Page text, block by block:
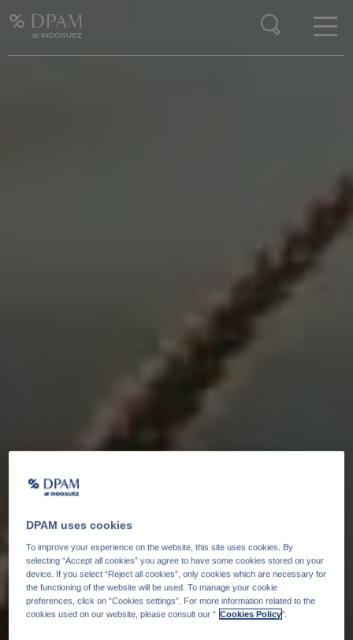
DPAM uses cookies
To improve your experience on the website, this site uses cookies. By
selecting “Accept all cookies” you agree to have some cookies stored on your
device. If you select “Reject all cookies”, only cookies which are necessary for
the functioning of the website will be used. To manage your cookie
preferences, click on “Cookies settings”. For more information related to the
cookies used on our website, please consult our “ Cookies Policy".